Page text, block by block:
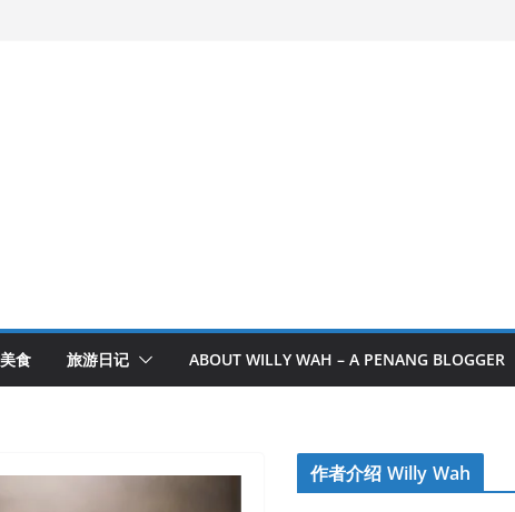
食 旅游日记 ABOUT WILLY WAH – A PENANG BLOGGER
作者介绍 Willy Wah